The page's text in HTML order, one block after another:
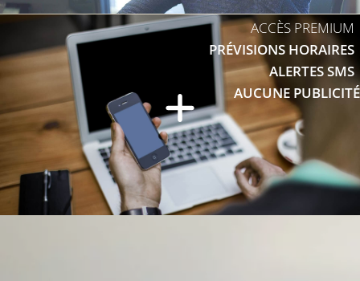
ACCÈS PREMIUM
PRÉVISIONS HORAIRES
ALERTES SMS
AUCUNE PUBLICITÉ